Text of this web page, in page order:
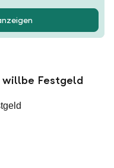
Festgeld